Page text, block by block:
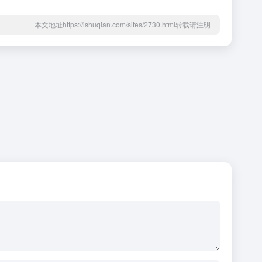
本文地址https://ishuqian.com/sites/2730.html转载请注明